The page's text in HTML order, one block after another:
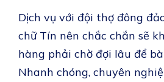
Dịch vụ với đội thợ đông
chữ Tín nên chắc chắn sẽ
hàng phải chờ đợi lâu để
Nhanh chóng, chuyên